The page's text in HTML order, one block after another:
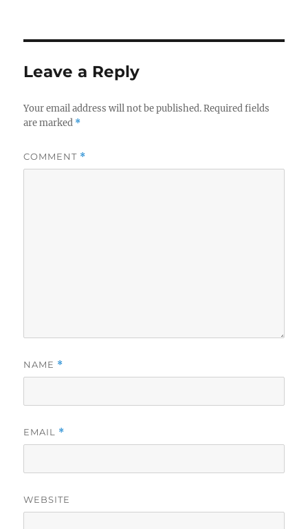
Leave a Reply
Your email address will not be published. Required fields
are marked *
COMMENT *
NAME *
EMAIL *
WEBSITE